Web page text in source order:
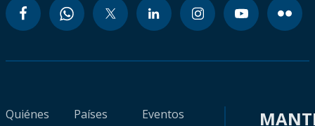
Quiénes
Países
Eventos